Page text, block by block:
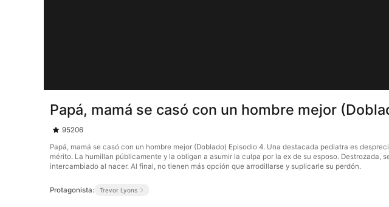
Papá, mamá se casó con un hombre mejor
95206
Papá, mamá se casó con un hombre mejor (Doblado) Episodio 4. Una destacada pediatra es
mérito. La humillan públicamente y la obligan a asumir la culpa por la ex de su esposo.
intercambiado al nacer. Al final, no tienen más opción que arrodillarse y suplicarle su perdón.
Protagonista: Trevor Lyons